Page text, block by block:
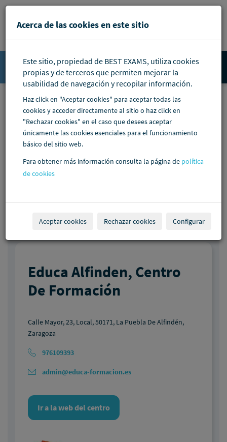
Pasar al contenido principal
Accede
Educa Alfinden, Centro
De Formación
Calle Mayor, 23, Local, 50171, La Puebla De Alfindén,
Zaragoza
976109393
admin@educa-formacion.es
Ir a la web del centro
Acerca de las cookies en este sitio
Este sitio, propiedad de BEST EXAMS, utiliza cookies
propias y de terceros que permiten mejorar la
usabilidad de navegación y recopilar información.
Haz click en "Aceptar cookies" para aceptar todas las
cookies y acceder directamente al sitio o haz click en
"Rechazar cookies" en el caso que desees aceptar
únicamente las cookies esenciales para el funcionamiento
básico del sitio web.
Para obtener más información consulta la página de política
de cookies
Aceptar cookies Rechazar cookies Configurar